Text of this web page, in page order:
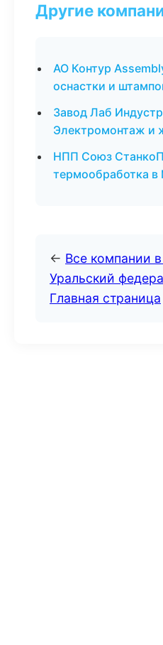
Другие
АО Контур
оснастки и
Завод Лаб
Электромонтаж и
НПП Союз
термообработка в
← Все компании
Уральский
Главная страница